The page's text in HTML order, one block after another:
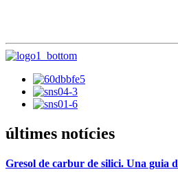
últimes notícies
Gresol de carbur de silici. Una guia